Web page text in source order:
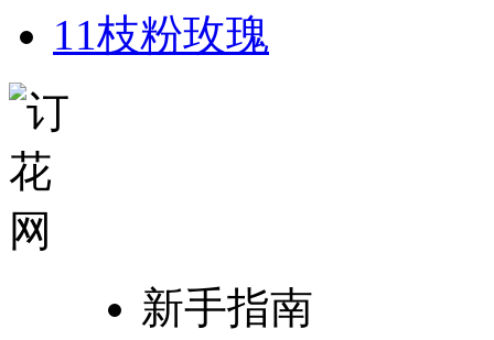
11枝粉玫瑰
新手指南